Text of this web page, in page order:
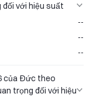
đối với hiệu suất
--
--
--
của Đức theo
trọng đối với hiệu